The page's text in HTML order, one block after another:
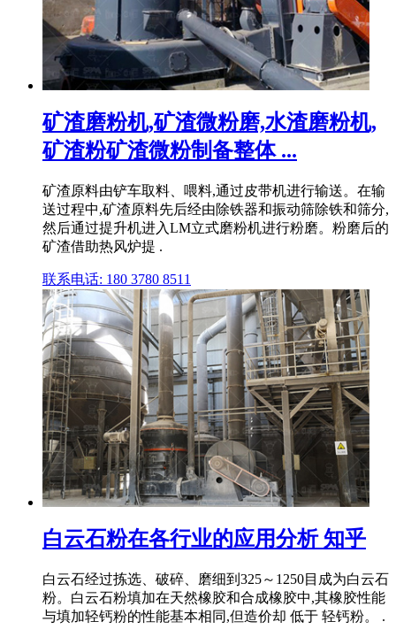
矿渣磨粉机,矿渣微粉磨,水渣磨粉机,
矿渣粉矿渣微粉制备整体 ...
矿渣原料由铲车取料、喂料,通过皮带机进行输送。在输
送过程中,矿渣原料先后经由除铁器和振动筛除铁和筛分,
然后通过提升机进入LM立式磨粉机进行粉磨。粉磨后的
矿渣借助热风炉提 .
联系电话: 180 3780 8511
白云石粉在各行业的应用分析 知乎
白云石经过拣选、破碎、磨细到325～1250目成为白云石
粉。白云石粉填加在天然橡胶和合成橡胶中,其橡胶性能
与填加轻钙粉的性能基本相同,但造价却 低于 轻钙粉。 .